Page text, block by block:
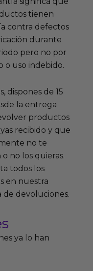
tienen
contra defectos
durante
pero no por
o uso indebido.
dispones de 15
la entrega
productos
recibido y que
no te
no los quieras.
todos los
en nuestra
de devoluciones.
ya lo han